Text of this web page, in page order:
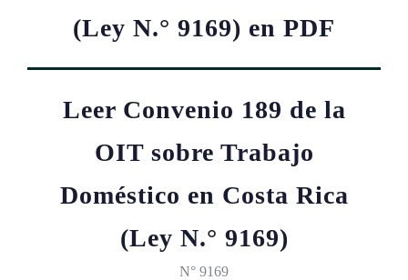
(Ley N.° 9169) en PDF
Leer Convenio 189 de la
OIT sobre Trabajo
Doméstico en Costa Rica
(Ley N.° 9169)
N° 9169